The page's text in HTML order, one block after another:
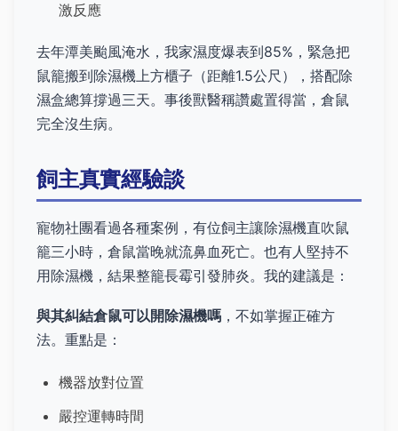
激反應
去年潭美颱風淹水，我家濕度爆表到85%，緊急把
鼠籠搬到除濕機上方櫃子（距離1.5公尺），搭配除
濕盒總算撐過三天。事後獸醫稱讚處置得當，倉鼠
完全沒生病。
飼主真實經驗談
寵物社團看過各種案例，有位飼主讓除濕機直吹鼠
籠三小時，倉鼠當晚就流鼻血死亡。也有人堅持不
用除濕機，結果整籠長霉引發肺炎。我的建議是：
與其糾結倉鼠可以開除濕機嗎 ，不如掌握正確方
法。重點是：
機器放對位置
嚴控運轉時間